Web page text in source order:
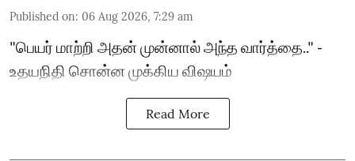
Published on: 06 Aug 2026, 7:29 am
"பெயர் மாற்றி அதன் முன்னால் அந்த வார்த்தை.." -
உதயநிதி சொன்ன முக்கிய விஷயம்
Read More